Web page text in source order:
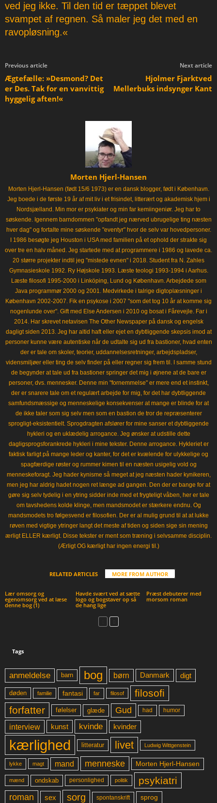
ved jeg ikke. Til den tid er tæppet blevet
svampet af regnen. Så maler jeg det med en
ravopløsning.«
Previous article
Ægtefælle: »Desmond? Det
er Des. Tak for en vanvittig
hyggelig aften!«
Next article
Hjolmer Fjarktved
Mellerbuks indsynger Kant
Morten Hjerl-Hansen
Morten Hjerl-Hansen (født 15/6 1973) er en dansk blogger, født i København.
Jeg boede i de første 19 år af mit liv i et frisindet, litterært og akademisk hjem i
Nordsjælland. Min mor er psykiater og min far kemiingeniør. Jeg har to
søskende. Igennem barndommen "opfandt jeg nærved ubrugelige ting næsten
hver dag" og fortalte mine søskende "eventyr" hvor de selv var hovedpersoner.
I 1986 besøgte jeg Houston i USA med familien på et ophold der strakte sig
over tre en halv måned. Jeg startede med at programmere i 1986 og lavede ca.
20 større projekter indtil jeg "mistede evnen" i 2018. Student fra N. Zahles
Gymnasieskole 1992. Ry Højskole 1993. Læste teologi 1993-1994 i Aarhus.
Læste filosofi 1995-2000 i Linköping, Lund og København. Arbejdede som
Java programmør 2000 og 2001. Medvirkede i talrige digtoplæsninger i
København 2002-2007. Fik en psykose i 2007 "som det tog 10 år at komme sig
nogenlunde over". Gift med Else Andersen i 2010 og bosat i Fårevejle. Far i
2014. Har skrevet netavisen The Other Newspaper på dansk og engelsk
dagligt siden 2013. Jeg har altid haft eller ejet en dybtliggende skepsis imod at
personer kunne være autentiske når de udtalte sig ud fra bastioner, hvad enten
der er tale om skoler, teorier, uddannelsesretninger, arbejdspladser,
vidensmiljøer eller ting de selv finder på eller regner sig frem til. I samme stund
de begynder at tale ud fra bastioner springer det mig i øjnene at de bare er
personer, dvs. mennesker. Denne min "fornemmelse" er mere end et instinkt,
der er snarere tale om et regulært arbejde for mig, for det har dybtliggende
samfundsmæssige og menneskelige konsekvenser at mange er blinde for at
de ikke taler som sig selv men som en bastion de tror de repræsenterer
sprogligt-eksistentielt. Sprogdragten afslører for mine sanser et dybtliggende
hykleri og en uklædelig arrogance. Jeg ønsker at udstille dette
dagligsprogsforankrede hykleri i mine tekster. Denne arrogance. Hykleriet er
faktisk farligt på mange leder og kanter, for det er kvælende for ulykkelige og
spagfærdige røster og rummer kimen til en næsten usigelig vold og
menneskeforagt. Jeg hader kynisme så meget at jeg næsten hader kynikeren,
men jeg har aldrig hadet nogen ret længe ad gangen. Den der er bange for at
gøre sig selv tydelig i en ytring sidder inde med et frygteligt våben, her er tale
om tavshedens kolde klinge, men mandsmodet er stærkere endnu. Og
mandsmodets tro følgesvend er filosofien. Der er al mulig grund til at at lukke
røven med vigtige ytringer langt det meste af tiden og siden sige sin mening
ærligt ELLER kærligt. Disse tekster er ment som træning i selvsamme disciplin.
(Ærligt OG kærligt har ingen energi til.)
RELATED ARTICLES MORE FROM AUTHOR
Lær omsorg og
egenomsorg ved at læse
denne bog (1)
Havde svært ved at sætte
logo og bogstaver op så
de hang lige
Præst debuterer med
morsom roman
Tags
anmeldelse barn bog børn Danmark digt
døden familie fantasi far filosof
filosofi
forfatter
følelser glæde Gud had humor
interview kunst kvinde kvinder
kærlighed litteratur livet Ludwig Wittgenstein
lykke magt mand menneske Morten Hjerl-Hansen
mænd ondskab personlighed politik psykiatri
roman sex sorg spontanskrift sprog